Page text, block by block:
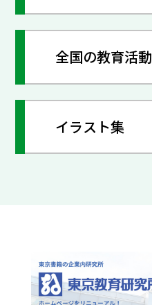
全国の教育活動
イラスト集